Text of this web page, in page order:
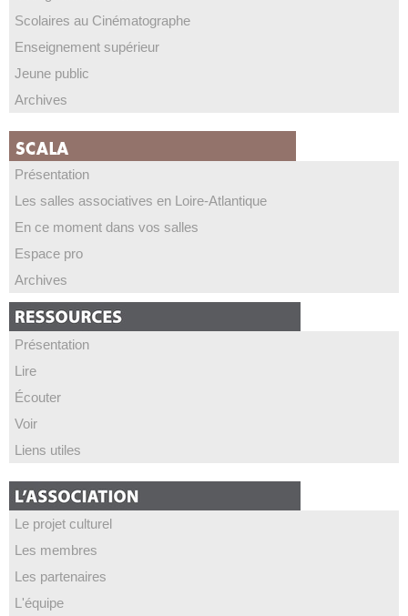
Scolaires au Cinématographe
Enseignement supérieur
Jeune public
Archives
Présentation
Les salles associatives en Loire-Atlantique
En ce moment dans vos salles
Espace pro
Archives
Présentation
Lire
Écouter
Voir
Liens utiles
Le projet culturel
Les membres
Les partenaires
L'équipe